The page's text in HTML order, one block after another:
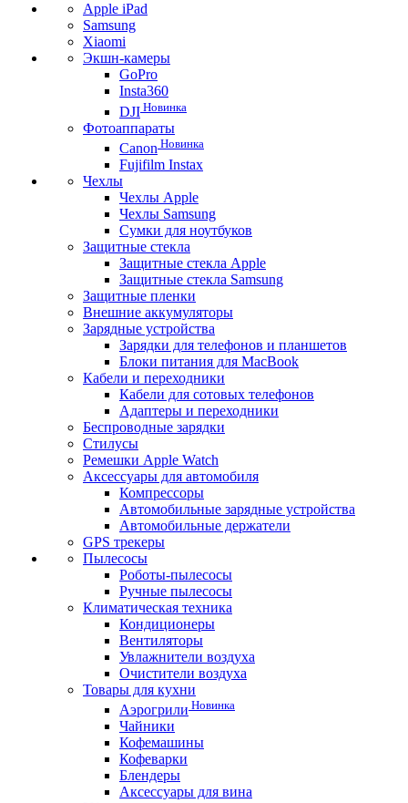
Apple iPad
Samsung
Xiaomi
Экшн-камеры
GoPro
Insta360
DJI Новинка
Фотоаппараты
Canon Новинка
Fujifilm Instax
Чехлы
Чехлы Apple
Чехлы Samsung
Сумки для ноутбуков
Защитные стекла
Защитные стекла Apple
Защитные стекла Samsung
Защитные пленки
Внешние аккумуляторы
Зарядные устройства
Зарядки для телефонов и планшетов
Блоки питания для MacBook
Кабели и переходники
Кабели для сотовых телефонов
Адаптеры и переходники
Беспроводные зарядки
Стилусы
Ремешки Apple Watch
Аксессуары для автомобиля
Компрессоры
Автомобильные зарядные устройства
Автомобильные держатели
GPS трекеры
Пылесосы
Роботы-пылесосы
Ручные пылесосы
Климатическая техника
Кондиционеры
Вентиляторы
Увлажнители воздуха
Очистители воздуха
Товары для кухни
Аэрогрили Новинка
Чайники
Кофемашины
Кофеварки
Блендеры
Аксессуары для вина